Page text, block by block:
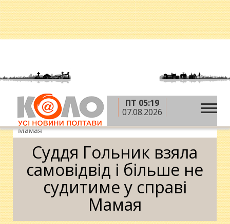
ПТ 05:19
07.08.2026
Головна » Новини » Влада »Суддя Гольник
взяла самовідвід і більше не судитиме у справі
Мамая
Суддя Гольник взяла
самовідвід і більше не
судитиме у справі
Мамая